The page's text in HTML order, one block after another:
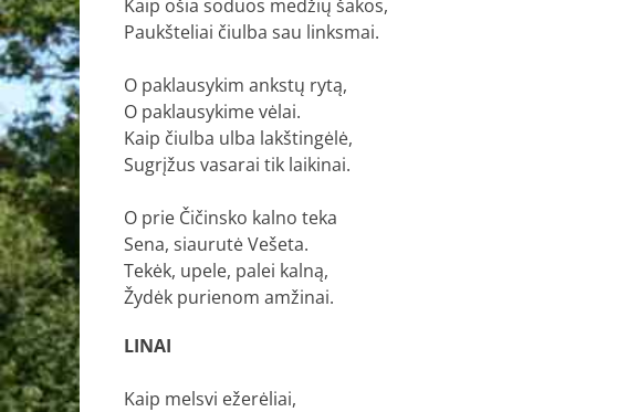
Kaip ošia soduos medžių šakos,
Paukšteliai čiulba sau linksmai.
O paklausykim ankstų rytą,
O paklausykime vėlai.
Kaip čiulba ulba lakštingėlė,
Sugrįžus vasarai tik laikinai.
O prie Čičinsko kalno teka
Sena, siaurutė Vešeta.
Tekėk, upele, palei kalną,
Žydėk purienom amžinai.
LINAI
Kaip melsvi ežerėliai,